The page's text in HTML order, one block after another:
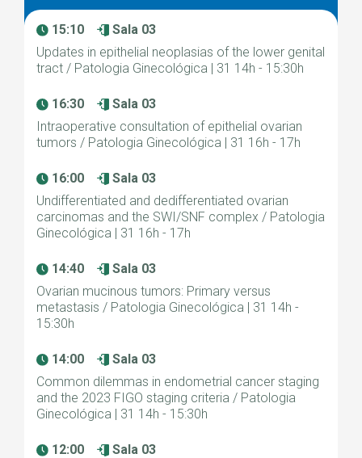
15:10
Sala 03
Updates in epithelial neoplasias of the lower genital
tract / Patologia Ginecológica | 31 14h - 15:30h
16:30
Sala 03
Intraoperative consultation of epithelial ovarian
tumors / Patologia Ginecológica | 31 16h - 17h
16:00
Sala 03
Undifferentiated and dedifferentiated ovarian
carcinomas and the SWI/SNF complex / Patologia
Ginecológica | 31 16h - 17h
14:40
Sala 03
Ovarian mucinous tumors: Primary versus
metastasis / Patologia Ginecológica | 31 14h -
15:30h
14:00
Sala 03
Common dilemmas in endometrial cancer staging
and the 2023 FIGO staging criteria / Patologia
Ginecológica | 31 14h - 15:30h
12:00
Sala 03